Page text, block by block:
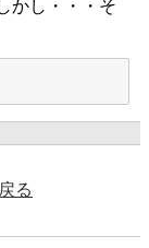
かし・・・そ
る